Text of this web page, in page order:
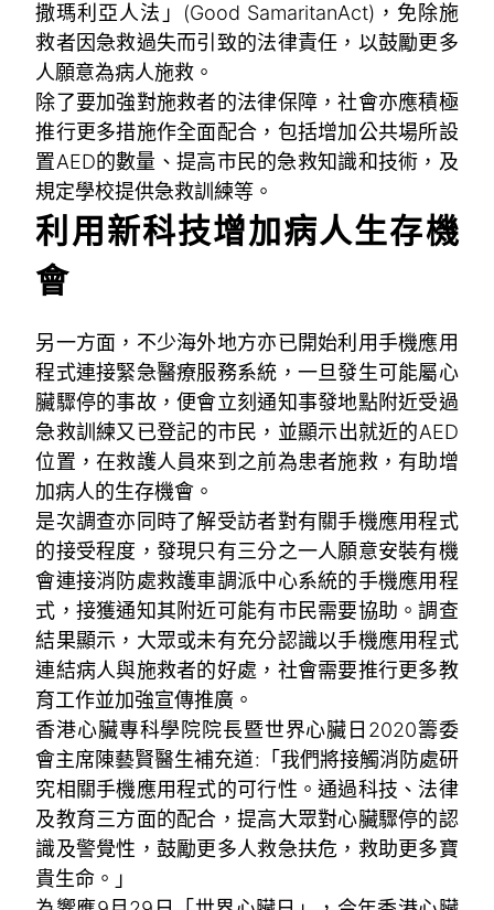
撒瑪利亞人法」(Good SamaritanAct)，免除施
救者因急救過失而引致的法律責任，以鼓勵更多
人願意為病人施救。
除了要加強對施救者的法律保障，社會亦應積極
推行更多措施作全面配合，包括增加公共場所設
置AED的數量、提高市民的急救知識和技術，及
規定學校提供急救訓練等。
利用新科技增加病人生存機
會
另一方面，不少海外地方亦已開始利用手機應用
程式連接緊急醫療服務系統，一旦發生可能屬心
臟驟停的事故，便會立刻通知事發地點附近受過
急救訓練又已登記的市民，並顯示出就近的AED
位置，在救護人員來到之前為患者施救，有助增
加病人的生存機會。
是次調查亦同時了解受訪者對有關手機應用程式
的接受程度，發現只有三分之一人願意安裝有機
會連接消防處救護車調派中心系統的手機應用程
式，接獲通知其附近可能有市民需要協助。調查
結果顯示，大眾或未有充分認識以手機應用程式
連結病人與施救者的好處，社會需要推行更多教
育工作並加強宣傳推廣。
香港心臟專科學院院長暨世界心臟日2020籌委
會主席陳藝賢醫生補充道:「我們將接觸消防處研
究相關手機應用程式的可行性。通過科技、法律
及教育三方面的配合，提高大眾對心臟驟停的認
識及警覺性，鼓勵更多人救急扶危，救助更多寶
貴生命。」